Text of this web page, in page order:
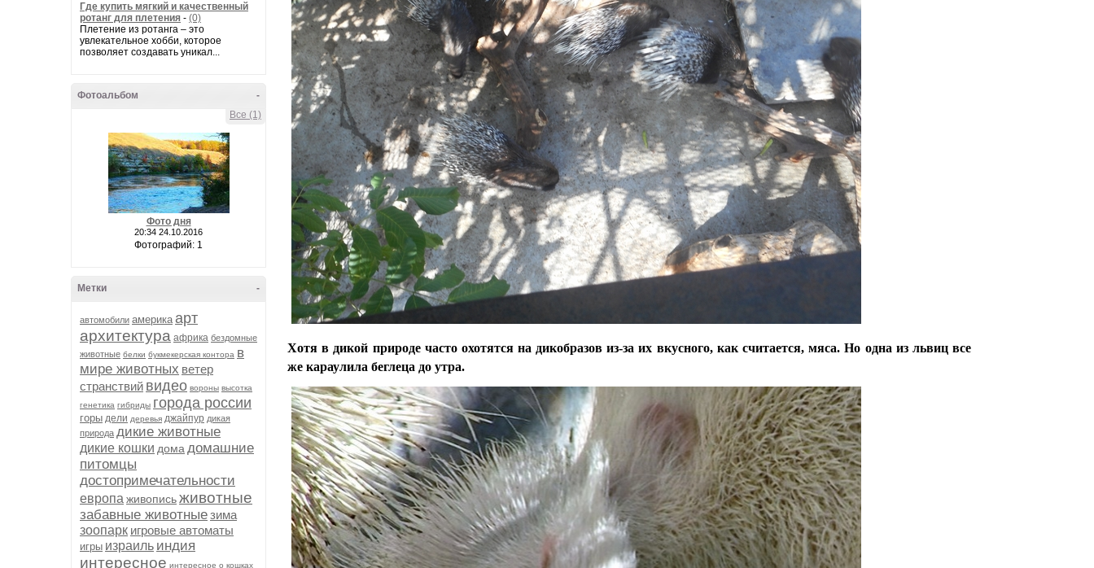
Где купить мягкий и качественный
ротанг для плетения - (0)
Плетение из ротанга – это
увлекательное хобби, которое
позволяет создавать уникал...
-
Фотоальбом
Все (1)
Фото дня
20:34 24.10.2016
Фотографий: 1
-
Метки
автомобили америка арт
архитектура африка бездомные
животные белки букмекерская контора в
мире животных ветер
странствий видео вороны высотка
генетика гибриды города россии
горы дели деревья джайпур дикая
природа дикие животные
дикие кошки дома домашние
питомцы
достопримечательности
европа живописьживотные
забавные животныезима
зоопарк игровые автоматы
игры израиль индия
интересное интересное о кошках
Хотя в дикой природе часто охотятся на дикобразов из-за их вкусного, как считается, мяса. Но одна из львиц все
же караулила беглеца до утра.